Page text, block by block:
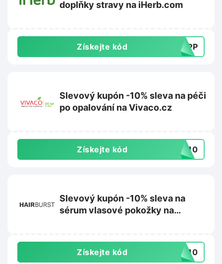
doplňky stravy na iHerb.com
Získejte kód SUPP
Slevový kupón -10% sleva na péči
po opalování na Vivaco.cz
Získejte kód VA10
Slevový kupón -10% sleva na
sérum vlasové pokožky na
Získejte kód UM10